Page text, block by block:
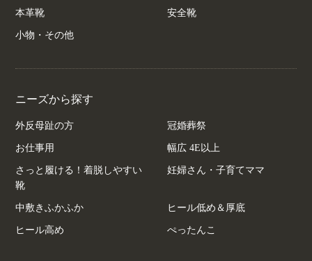
本革靴 安全靴
小物・その他
ニーズから探す
外反母趾の方 冠婚葬祭
お仕事用 幅広 4E以上
さっと履ける！着脱しやすい
靴
妊婦さん・子育てママ
中敷きふかふか ヒール低め＆厚底
ヒール高め ぺったんこ